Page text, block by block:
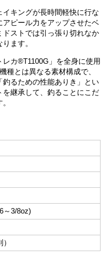
キングが長時間軽快に行な
ピール力をアップさせたベ
ストでは引っ張り切れなか
ます。
カ®T1100G」を全身に使用
種とは異なる素材構成で、
るための性能ありき」とい
継承して、釣ることにこだ
～3/8oz)